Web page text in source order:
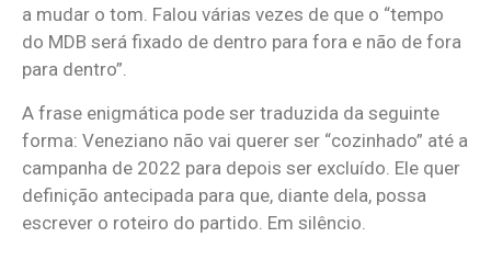
a mudar o tom. Falou várias vezes de que o “tempo
do MDB será fixado de dentro para fora e não de fora
para dentro”.
A frase enigmática pode ser traduzida da seguinte
forma: Veneziano não vai querer ser “cozinhado” até a
campanha de 2022 para depois ser excluído. Ele quer
definição antecipada para que, diante dela, possa
escrever o roteiro do partido. Em silêncio.